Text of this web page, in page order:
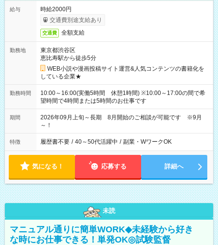
給与
時給2000円
交通費別途支給あり
交通費 全額支給
勤務地
東京都渋谷区
恵比寿駅から徒歩5分
WEB小説や漫画投稿サイト運営&人気コンテンツの書籍化を
している企業★
勤務時間
10:00～16:00(実働5時間 休憩1時間) ※10:00～17:00の間で希
望時間で4時間または5時間のお仕事です
期間
2026年09月上旬～長期 8月開始のご相談が可能です ※9月
～！
特徴 履歴書不要 / 40～50代活躍中 / 副業・WワークOK
気になる！ 応募する 詳細へ
未読
マニュアル通りに簡単WORK◆未経験から好き
な時にお仕事できる！単発OK◎試験監督